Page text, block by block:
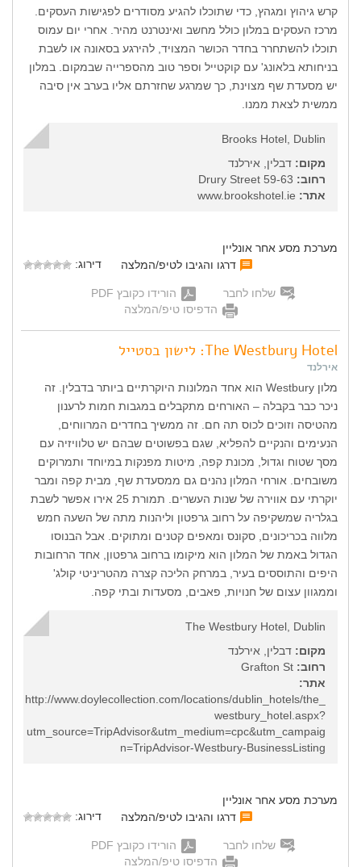
קרש גיהוץ ומגהץ, כדי שתוכלו להגיע מסודרים לפגישות העסקים.
מרכז העסקים במלון כולל מחשב ואינטרנט מהיר. אחרי יום עמוס
תוכלו להשתחרר בחדר הכושר המצויד, להירגע בסאונה או לשבת
בניחותא בלאונג' עם קוקטייל וספר טוב מהספרייה שבמקום. במלון
יש מסעדת שף מצוינת, כך שמרגע שחזרתם אליו בערב אין סיבה
ממשית לצאת ממנו.
Brooks Hotel, Dublin
מקום: דבלין, אירלנד
רחוב:
אתר:
מערכת מסע אחר אונליין
דרגו והגיבו לטיפ/המלצה
דירוג:
שלחו לחבר
הורידו כקובץ PDF
הדפיסו טיפ/המלצה
The Westbury Hotel: לישון בסטייל
אירלנד
מלון Westbury הוא אחד המלונות היוקרתיים ביותר בדבלין. זה
ניכר כבר בקבלה – האורחים מתקבלים במגבות חמות לרענון
מהטיסה וזוכים לכוס תה חם. זה ממשיך בחדרים המרווחים,
הנעימים והנקיים להפליא, שגם בפשוטים שבהם יש טלוויזיה עם
מסך שטוח וגדול, מכונת קפה, מיטות מפנקות במיוחד ותמרוקים
משובחים. אורחי המלון נהנים גם ממסעדת שף, מבית קפה ומבר
יוקרתי עם אווירה של שנות העשרים. תמורת 25 אירו אפשר לשבת
בגלריה שמשקיפה על רחוב גרפטון וליהנות מתה של השעה חמש
מלווה בכריכונים, סקונס ומאפים קטנים ומתוקים. אבל הבנוסו
הגדול באמת של המלון הוא מיקומו ברחוב גרפטון, אחד הרחובות
היפים והתוססים בעיר, במרחק הליכה קצרה מהטריניטי קולג'
וממגוון עצום של חנויות, פאבים, מסעדות ובתי קפה.
The Westbury Hotel, Dublin
מקום: דבלין, אירלנד
רחוב:
אתר:
http://www.doylecollection.com/locations/dublin_hotels/the_
westbury_hotel.aspx?
utm_source=TripAdvisor&utm_medium=cpc&utm_campaig
n=TripAdvisor-Westbury-BusinessListing
מערכת מסע אחר אונליין
דרגו והגיבו לטיפ/המלצה
דירוג:
שלחו לחבר
הורידו כקובץ PDF
הדפיסו טיפ/המלצה